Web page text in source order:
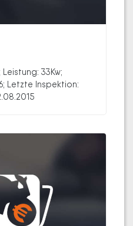
33Kw;
Letzte Inspektion: